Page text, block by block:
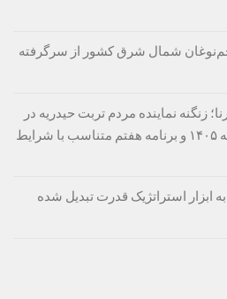
تخم‌نوغان شمال شرق کشور از سرگرفته
زنگنه نماینده مردم تربت حیدریه در
مجلس شورای اسلامی : بودجه ۱۴۰۵ و برنامه هفتم متناسب با شرایط
ابزار استراتژیک قدرت تبدیل شده